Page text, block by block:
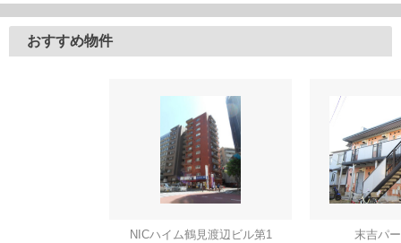
おすすめ物件
NICハイム鶴見渡辺ビル第1
末吉パ